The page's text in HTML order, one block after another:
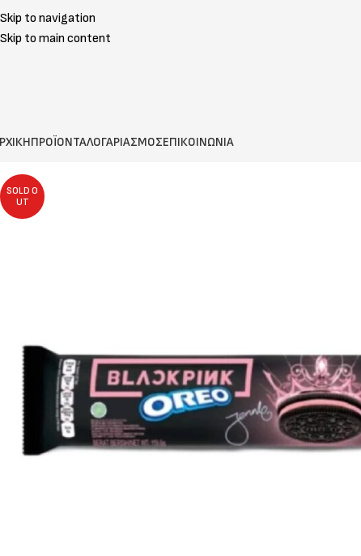
Skip to navigation
Skip to main content
ΠΡΟΪΟΝΤΑΛΟΓΑΡΙΑΣΜΟΣΕΠΙΚΟΙΝΩΝΙΑ
SOLD O
UT